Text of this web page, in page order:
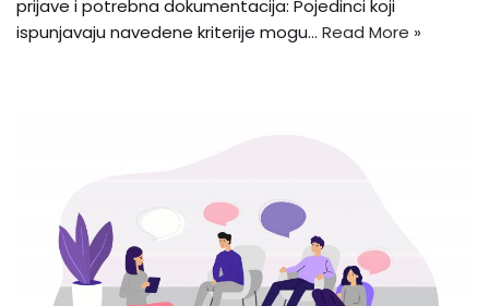
prijave i potrebna dokumentacija: Pojedinci koji
ispunjavaju navedene kriterije mogu… Read More »